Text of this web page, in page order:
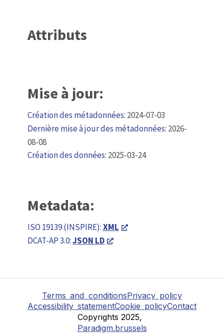
Attributs
Mise à jour:
Création des métadonnées: 2024-07-03
Dernière mise à jour des métadonnées: 2026-
08-08
Création des données: 2025-03-24
Metadata:
ISO 19139 (INSPIRE):XML
DCAT-AP 3.0:JSON LD
Terms and conditionsPrivacy policy
Accessibility statementCookie policyContact
Copyrights 2025,
Paradigm.brussels